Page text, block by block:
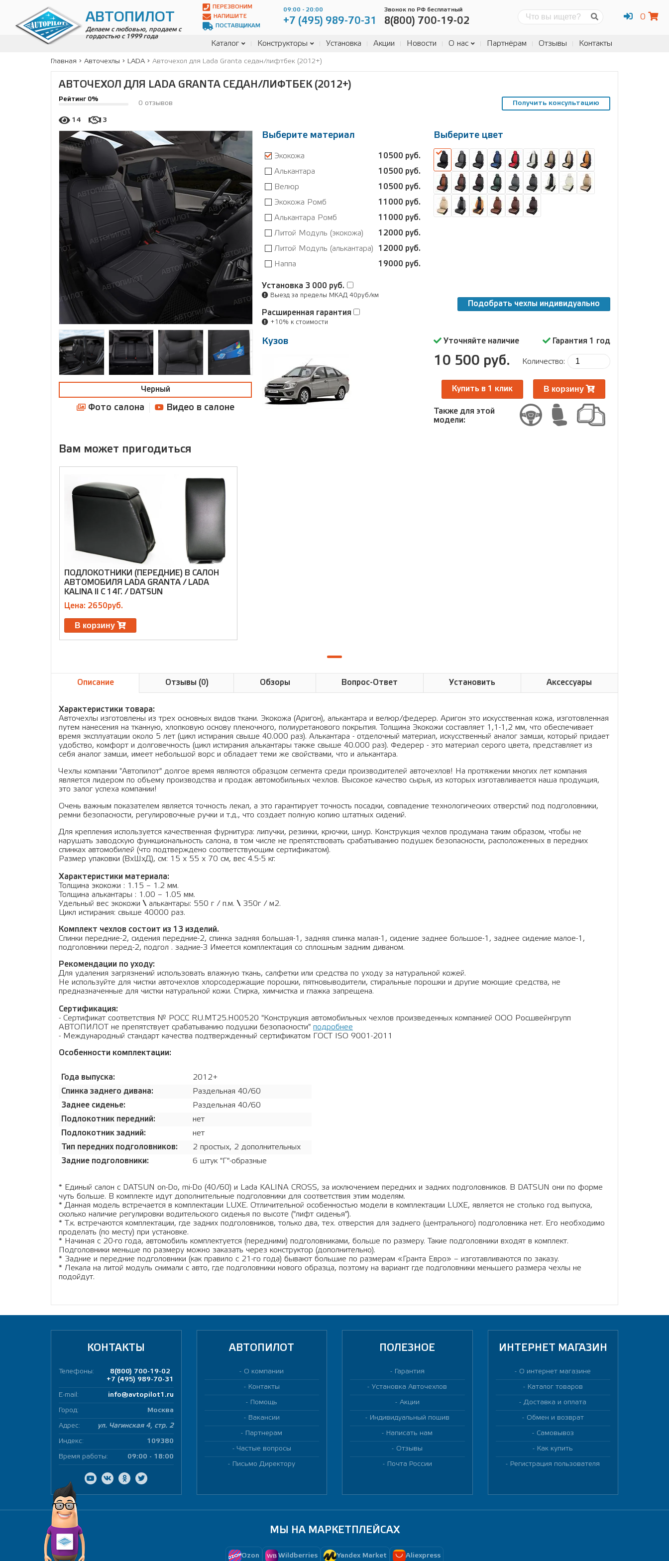
АВТОПИЛОТ
Делаем с любовью, продаем с
гордостью с 1999 года
ПЕРЕЗВОНИМ
НАПИШИТЕ
ПОСТАВЩИКАМ
09:00 - 20:00
+7 (495) 989-70-31
Звонок по РФ бесплатный
8(800) 700-19-02 0
Каталог Конструкторы Установка Акции Новости О нас Партнёрам Отзывы Контакты
Главная Авточехлы LADA Авточехол для Lada Granta седан/лифтбек (2012+)
АВТОЧЕХОЛ ДЛЯ LADA GRANTA СЕДАН/ЛИФТБЕК (2012+)
Рейтинг 0%
0 отзывов Получить консультацию
14 3
Черный
Фото салона Видео в салоне
Выберите материал
Экокожа 10500 руб.
Алькантара 10500 руб.
Велюр 10500 руб.
Экокожа Ромб 11000 руб.
Алькантара Ромб 11000 руб.
Литой Модуль (экокожа) 12000 руб.
Литой Модуль (алькантара) 12000 руб.
Наппа 19000 руб.
Выберите цвет
Подобрать чехлы индивидуально
Установка 3 000 руб.
Выезд за пределы МКАД 40руб/км
Расширенная гарантия
+10% к стоимости
Кузов Уточняйте наличие Гарантия 1 год
10 500 руб. Количество:
Купить в 1 клик В корзину
Также для этой
модели:
Вам может пригодиться
ПОДЛОКОТНИКИ (ПЕРЕДНИЕ) В САЛОН
АВТОМОБИЛЯ LADA GRANTA / LADA
KALINA II C 14Г. / DATSUN
Цена: 2650руб.
В корзину
Описание Отзывы (0) Обзоры Вопрос-Ответ Установить Аксессуары
Характеристики товара:
Авточехлы изготовлены из трех основных видов ткани. Экокожа (Аригон), алькантара и велюр/федерер. Аригон это искусственная кожа, изготовленная
путем нанесения на тканную, хлопковую основу пленочного, полиуретанового покрытия. Толщина Экокожи составляет 1,1-1,2 мм, что обеспечивает
время эксплуатации около 5 лет (цикл истирания свыше 40.000 раз). Алькантара - отделочный материал, искусственный аналог замши, который придает
удобство, комфорт и долговечность (цикл истирания алькантары также свыше 40.000 раз). Федерер - это материал серого цвета, представляет из
себя аналог замши, имеет небольшой ворс и обладает теми же свойствами, что и алькантара.
Чехлы компании "Автопилот" долгое время являются образцом сегмента среди производителей авточехлов! На протяжении многих лет компания
является лидером по объему производства и продаж автомобильных чехлов. Высокое качество сырья, из которых изготавливается наша продукция,
это залог успеха компании!
Очень важным показателем является точность лекал, а это гарантирует точность посадки, совпадение технологических отверстий под подголовники,
ремни безопасности, регулировочные ручки и т.д., что создает полную копию штатных сидений.
Для крепления используется качественная фурнитура: липучки, резинки, крючки, шнур. Конструкция чехлов продумана таким образом, чтобы не
нарушать заводскую функциональность салона, в том числе не препятствовать срабатыванию подушек безопасности, расположенных в передних
спинках автомобилей (что подтверждено соответствующим сертификатом).
Размер упаковки (ВхШхД), см: 15 x 55 x 70 см, вес 4.5-5 кг.
Характеристики материала:
Толщина экокожи : 1.15 – 1.2 мм.
Толщина алькантары : 1.00 – 1.05 мм.
Удельный вес экокожи \алькантары: 550 г / п.м. \350г / м2.
Цикл истирания: свыше 40000 раз.
Комплект чехлов состоит из 13 изделий.
Спинки передние-2, сидения передние-2, спинка задняя большая-1, задняя спинка малая-1, сидение заднее большое-1, заднее сидение малое-1,
подголовники перед-2, подгол . задние-3 Имеется комплектация со сплошным задним диваном.
Рекомендации по уходу:
Для удаления загрязнений использовать влажную ткань, салфетки или средства по уходу за натуральной кожей.
Не используйте для чистки авточехлов хлорсодержащие порошки, пятновыводители, стиральные порошки и другие моющие средства, не
предназначенные для чистки натуральной кожи. Стирка, химчистка и глажка запрещена.
Сертификация:
- Сертификат соответствия № РОСС RU.МТ25.Н00520 "Конструкция автомобильных чехлов произведенных компанией ООО Росшвейнгрупп
АВТОПИЛОТ не препятствует срабатыванию подушки безопасности" подробнее
- Международный стандарт качества подтвержденный сертификатом ГОСТ ISO 9001-2011
Особенности комплектации:
Года выпуска:
2012+
Спинка заднего дивана:
Раздельная 40/60
Заднее сиденье:
Раздельная 40/60
Подлокотник передний:
нет
Подлокотник задний:
нет
Тип передних подголовников:
2 простых, 2 дополнительных
Задние подголовники:
6 штук "Г"-образные
* Единый салон с DATSUN on-Do, mi-Do (40/60) и Lada KALINA CROSS, за исключением передних и задних подголовников. В DATSUN они по форме
чуть больше. В комплекте идут дополнительные подголовники для соответствия этим моделям.
* Данная модель встречается в комплектации LUXE. Отличительной особенностью модели в комплектации LUXE, является не столько год выпуска,
сколько наличие регулировки водительского сиденья по высоте ("лифт сиденья").
* Т.к. встречаются комплектации, где задних подголовников, только два, тех. отверстия для заднего (центрального) подголовника нет. Его необходимо
проделать (по месту) при установке.
* Начиная с 20-го года, автомобиль комплектуется (передними) подголовниками, больше по размеру. Такие подголовники входят в комплект.
Подголовники меньше по размеру можно заказать через конструктор (дополнительно).
* Задние и передние подголовники (как правило с 21-го года) бывают большие по размерам «Гранта Евро» – изготавливаются по заказу.
* Лекала на литой модуль снимали с авто, где подголовники нового образца, поэтому на вариант где подголовники меньшего размера чехлы не
подойдут.
КОНТАКТЫ
Телефоны:
8(800) 700-19-02
+7 (495) 989-70-31
E-mail: info@avtopilot1.ru
Город: Москва
Адрес: ул. Чагинская 4, стр. 2
Индекс: 109380
Время работы: 09:00 - 18:00
АВТОПИЛОТ
О компании
Контакты
Помощь
Вакансии
Партнерам
Частые вопросы
Письмо Директору
ПОЛЕЗНОЕ
Гарантия
Установка Авточехлов
Акции
Индивидуальный пошив
Написать нам
Отзывы
Почта России
ИНТЕРНЕТ МАГАЗИН
О интернет магазине
Каталог товаров
Доставка и оплата
Обмен и возврат
Самовывоз
Как купить
Регистрация пользователя
МЫ НА МАРКЕТПЛЕЙСАХ
Ozon Wildberries Yandex Market Aliexpress
Адрес:
Чагинская